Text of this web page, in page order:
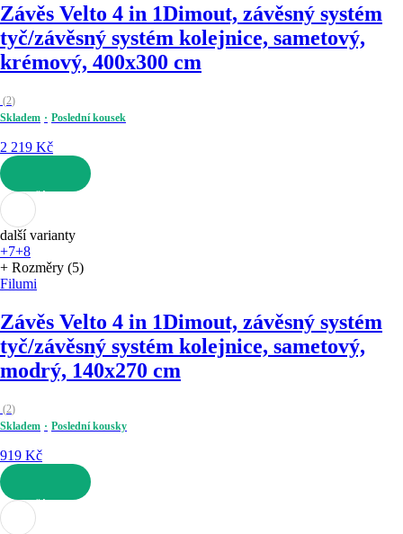
Závěs Velto 4 in 1Dimout, závěsný systém
tyč/závěsný systém kolejnice, sametový,
krémový, 400x300 cm
(2)
Skladem
Poslední kousek
2 219 Kč
DO KOŠÍKU
další varianty
+7+8
+ Rozměry (5)
Filumi
Závěs Velto 4 in 1Dimout, závěsný systém
tyč/závěsný systém kolejnice, sametový,
modrý, 140x270 cm
(2)
Skladem
Poslední kousky
919 Kč
DO KOŠÍKU